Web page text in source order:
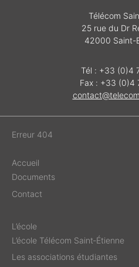
Télécom
25 rue du Dr
42000 Saint-
Tél : +33 (0)4
Fax : +33 (0)4
Erreur 404
Accueil
Documents
Contact
L’école
L’école Télécom Saint‑Étienne
Les associations étudiantes